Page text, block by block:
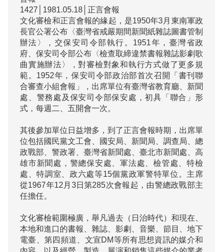
1427│1981.05.18│正言會報
文化審檢和正言會報的緣起，是1950年3月東南軍政
長官公署公布〈臺灣省戒嚴期間新聞紙雜誌圖書管制
辦法〉，交保安司令部執行。1951年，臺灣省政
府、保安司令部公布〈檢查取締違禁書報雜誌影劇歌
曲實施辦法〉，對審檢對象和執行方式做了更多規
範。1952年，保安司令部政治部首次召開「書刊聯
合審查小組會報」，出席單位有臺灣省教育廳、新聞
處、警務處及保安司令部保安處，初具「聯合」形
式，每週二、五開會一次。
其後參加單位日益增多，到了正言會報時期，出席單
位包括國民黨文工會、國安局、新聞局、調查局、總
政戰部、警政署、臺灣省新聞處、臺北市新聞處、高
雄市新聞處，警總保安處、軍法處、檢管處、特檢
處、特調室、政六處等15個黨政軍警特單位。主席
從1967年12月3日第285次會報起，由警總政戰部主
任擔任。
文化審檢範圍極廣，舉凡過去（日治時代）和現在、
本地和進口的書報、雜誌、影劇、音樂、節目、地下
電臺、第四頻道、文宣DM等所有思想資訊的媒介和